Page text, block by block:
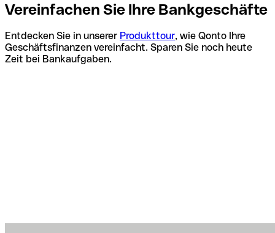
Vereinfachen Sie Ihre Bankgeschäfte
Entdecken Sie in unserer Produkttour, wie Qonto Ihre
Geschäftsfinanzen vereinfacht. Sparen Sie noch heute
Zeit bei Bankaufgaben.